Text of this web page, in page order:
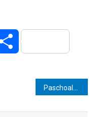
Share
Paschoalotto realiza processo seletivo presencial nesta segunda feira